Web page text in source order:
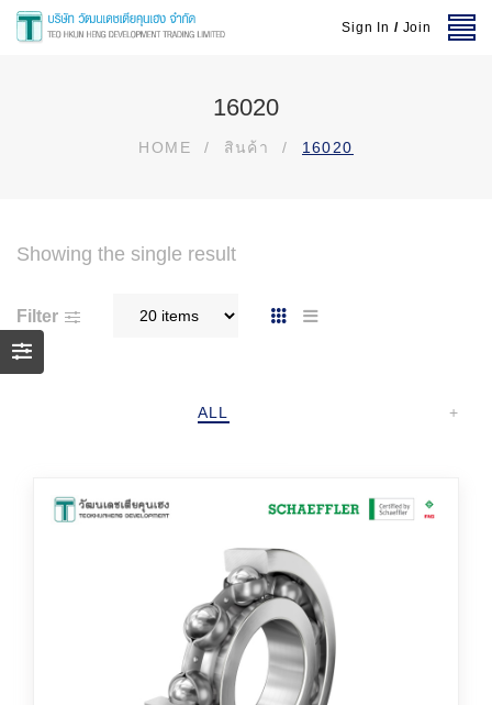
Sign In / Join
16020
HOME / สินค้า / 16020
Showing the single result
Filter
ALL +